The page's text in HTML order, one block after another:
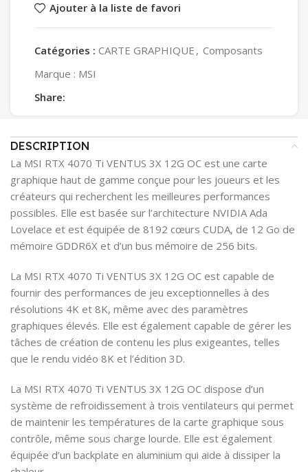
Ajouter à la liste de favori
Catégories : CARTE GRAPHIQUE , Composants
Marque : MSI
Share:
DESCRIPTION
La MSI RTX 4070 Ti VENTUS 3X 12G OC est une carte
graphique haut de gamme conçue pour les joueurs et les
créateurs qui recherchent les meilleures performances
possibles. Elle est basée sur l’architecture NVIDIA Ada
Lovelace et est équipée de 8192 cœurs CUDA, de 12 Go de
mémoire GDDR6X et d’un bus mémoire de 256 bits.
La MSI RTX 4070 Ti VENTUS 3X 12G OC est capable de
fournir des performances de jeu exceptionnelles à des
résolutions 4K et 8K, même avec des paramètres
graphiques élevés. Elle est également capable de gérer les
tâches de création de contenu les plus exigeantes, telles
que le rendu vidéo 8K et l’édition 3D.
La MSI RTX 4070 Ti VENTUS 3X 12G OC dispose d’un
système de refroidissement à trois ventilateurs qui permet
de maintenir les températures de la carte graphique sous
contrôle, même sous charge lourde. Elle est également
équipée d’un backplate en aluminium qui aide à dissiper la